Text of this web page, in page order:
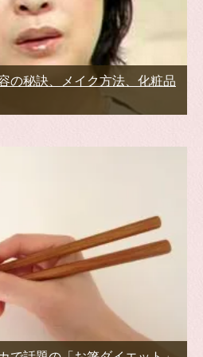
の秘訣、メイク方法、化粧品